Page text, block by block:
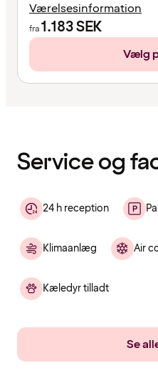
Værelsesinformation
fra1.183SEK
Vælg
Service og
24 h reception
Klimaanlæg Air
Kæledyr tilladt
Se